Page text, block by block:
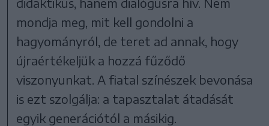
mondja meg, mit kell gondolni a
hagyományról, de teret ad annak, hogy
újraértékeljük a hozzá fűződő
viszonyunkat. A fiatal színészek bevonása
is ezt szolgálja: a tapasztalat átadását
egyik generációtól a másikig.